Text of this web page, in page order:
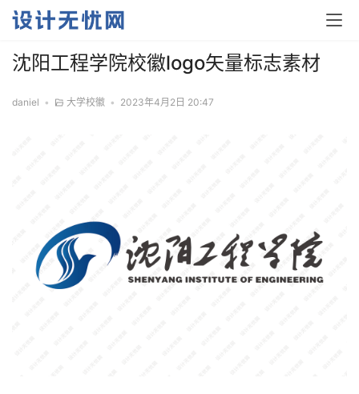
沈阳工程学院校徽logo矢量标志素材
daniel • 大学校徽 • 2023年4月2日 20:47